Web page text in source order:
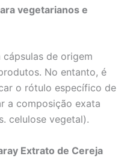
vegetarianos e
de origem
No entanto, é
o rótulo específico de
a composição exata
celulose vegetal).
Extrato de Cereja